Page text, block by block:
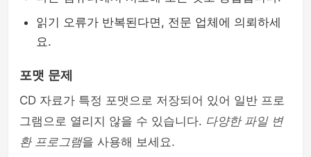
읽기 오류가 반복된다면, 전문 업체에 의뢰하세
요.
포맷 문제
CD 자료가 특정 포맷으로 저장되어 있어 일반 프로
그램으로 열리지 않을 수 있습니다. 다양한 파일 변
환 프로그램을 사용해 보세요.